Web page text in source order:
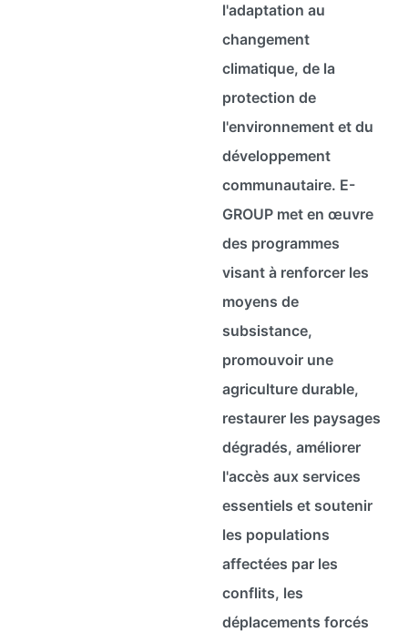
l'adaptation au
changement
climatique, de la
protection de
l'environnement et du
développement
communautaire. E-
GROUP met en œuvre
des programmes
visant à renforcer les
moyens de
subsistance,
promouvoir une
agriculture durable,
restaurer les paysages
dégradés, améliorer
l'accès aux services
essentiels et soutenir
les populations
affectées par les
conflits, les
déplacements forcés